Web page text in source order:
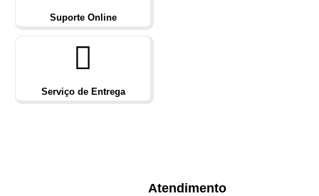
Suporte Online
Serviço de Entrega
Atendimento